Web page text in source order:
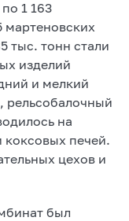
1 163
мартеновских
тыс. тонн стали
изделий
и мелкий
рельсобалочный
на
коксовых печей.
цехов и
был